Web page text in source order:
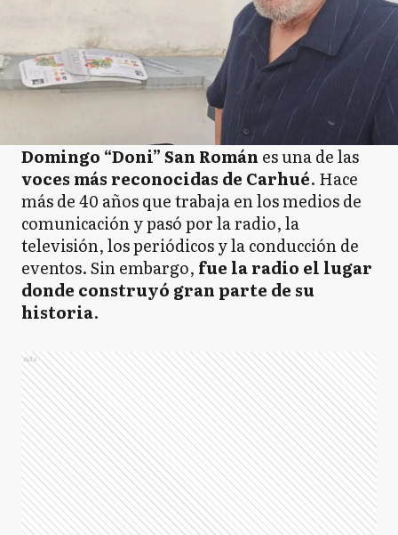
Domingo “Doni” San Román es una de las
voces más reconocidas de Carhué. Hace
más de 40 años que trabaja en los medios de
comunicación y pasó por la radio, la
televisión, los periódicos y la conducción de
eventos. Sin embargo, fue la radio el lugar
donde construyó gran parte de su
historia.
Ads